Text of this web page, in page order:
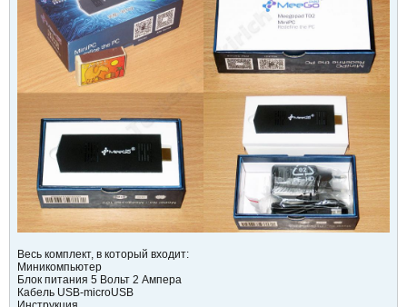
Весь комплект, в который входит:
Миникомпьютер
Блок питания 5 Вольт 2 Ампера
Кабель USB-microUSB